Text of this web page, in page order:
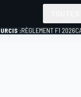
:RÈGLEMENT F1 2026